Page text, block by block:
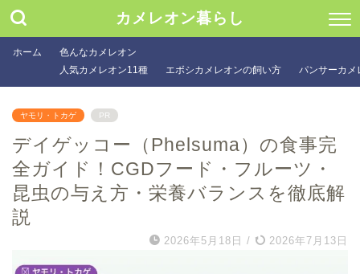
カメレオン暮らし
ホーム
色んなカメレオン
人気カメレオン11種
エボシカメレオンの飼い方 パンサーカメ
ヤモリ・トカゲ PR
デイゲッコー（Phelsuma）の食事完
全ガイド！CGDフード・フルーツ・
昆虫の与え方・栄養バランスを徹底解
説
2026年5月18日 / 2026年7月13日